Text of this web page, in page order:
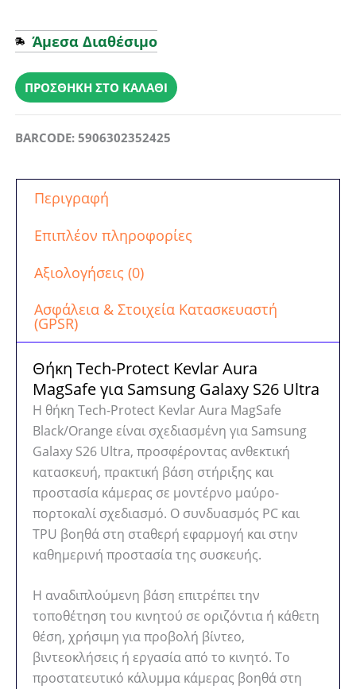
Άμεσα Διαθέσιμο
Samsung
Galaxy
Ultra
Kevlar
Aura
Black/Orange
ΠΡΟΣΘΉΚΗ ΣΤΟ ΚΑΛΆΘΙ
BARCODE: 5906302352425
Περιγραφή
Επιπλέον πληροφορίες
Αξιολογήσεις (0)
Ασφάλεια & Στοιχεία Κατασκευαστή
(GPSR)
Θήκη Tech-Protect Kevlar Aura
MagSafe για Samsung Galaxy S26 Ultra
Η θήκη Tech-Protect Kevlar Aura MagSafe
Black/Orange είναι σχεδιασμένη για Samsung
Galaxy S26 Ultra, προσφέροντας ανθεκτική
κατασκευή, πρακτική βάση στήριξης και
προστασία κάμερας σε μοντέρνο μαύρο-
πορτοκαλί σχεδιασμό. Ο συνδυασμός PC και
TPU βοηθά στη σταθερή εφαρμογή και στην
καθημερινή προστασία της συσκευής.
Η αναδιπλούμενη βάση επιτρέπει την
τοποθέτηση του κινητού σε οριζόντια ή κάθετη
θέση, χρήσιμη για προβολή βίντεο,
βιντεοκλήσεις ή εργασία από το κινητό. Το
προστατευτικό κάλυμμα κάμερας βοηθά στη